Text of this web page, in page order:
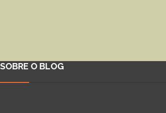
SOBRE O BLOG